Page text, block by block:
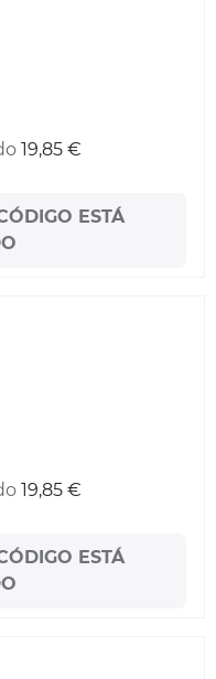
19,85 €
ESTÁ
19,85 €
ESTÁ